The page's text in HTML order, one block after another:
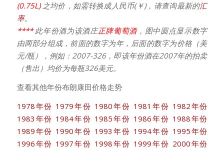
(0.75L)之均价，如需转换成人民币(￥)，请查询最新的汇
率。
****此年份酒为该酒庄正牌葡萄酒，图中圆点显示数字
由两部分组成，前面的数字为年，后面的数字为价格（美
元/瓶），例如：2007-326，即该年份酒在2007年的拍卖
（售出）均价为每瓶326美元。
查看其他年份布朗康田价格走势
1978年份 1979年份 1980年份 1981年份 1982年份
1983年份 1984年份 1985年份 1986年份 1988年份
1989年份 1990年份 1993年份 1994年份 1995年份
1996年份 1997年份 1998年份 1999年份 2000年份